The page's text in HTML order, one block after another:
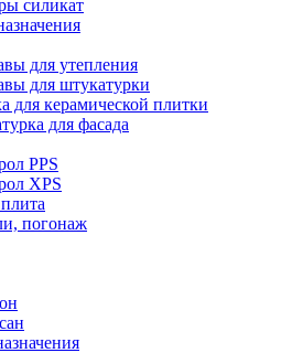
силикат
для утепления
для штукатурки
для керамической плитки
для фасада
PPS
XPS
погонаж